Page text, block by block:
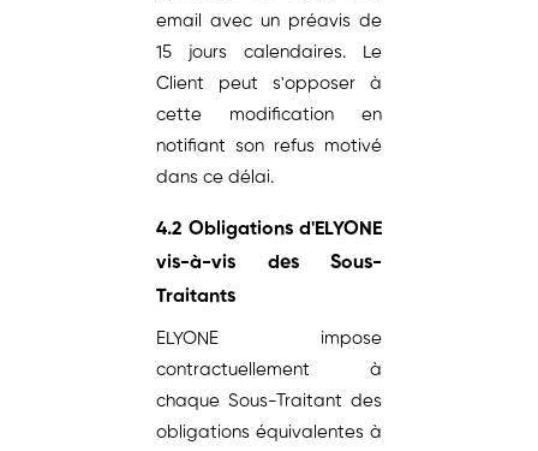
email avec un préavis de
15 jours calendaires. Le
Client peut s'opposer à
cette modification en
notifiant son refus motivé
dans ce délai.
4.2 Obligations d'ELYONE
vis-à-vis des Sous-
Traitants
ELYONE impose
contractuellement à
chaque Sous-Traitant des
obligations équivalentes à